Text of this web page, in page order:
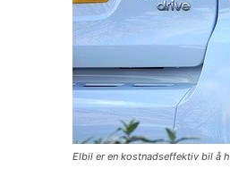
Elbil er en kostnadseffektiv bil å